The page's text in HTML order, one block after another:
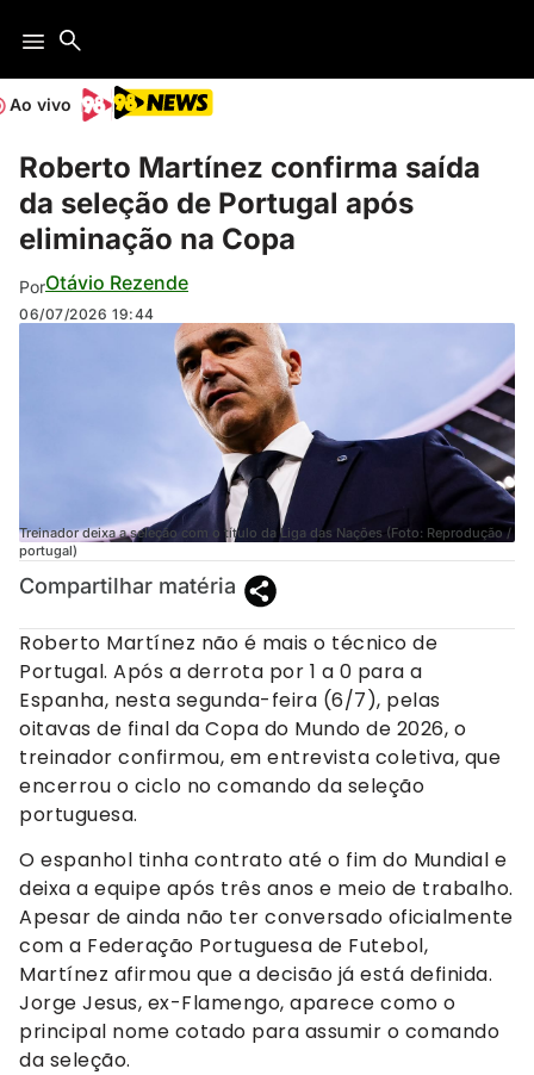
Ao vivo
Roberto Martínez confirma saída
da seleção de Portugal após
eliminação na Copa
PorOtávio Rezende
06/07/2026 19:44
Treinador deixa a seleção com o título da Liga das Nações (Foto: Reprodução /
portugal)
Compartilhar matéria
Roberto Martínez não é mais o técnico de
Portugal. Após a derrota por 1 a 0 para a
Espanha, nesta segunda-feira (6/7), pelas
oitavas de final da Copa do Mundo de 2026, o
treinador confirmou, em entrevista coletiva, que
encerrou o ciclo no comando da seleção
portuguesa.
O espanhol tinha contrato até o fim do Mundial e
deixa a equipe após três anos e meio de trabalho.
Apesar de ainda não ter conversado oficialmente
com a Federação Portuguesa de Futebol,
Martínez afirmou que a decisão já está definida.
Jorge Jesus, ex-Flamengo, aparece como o
principal nome cotado para assumir o comando
da seleção.